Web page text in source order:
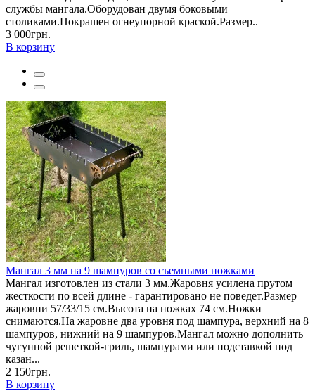
службы мангала.Оборудован двумя боковыми
столиками.Покрашен огнеупорной краской.Размер..
3 000грн.
В корзину
Мангал 3 мм на 9 шампуров со съемными ножками
Мангал изготовлен из стали 3 мм.Жаровня усилена прутом
жесткости по всей длине - гарантировано не поведет.Размер
жаровни 57/33/15 см.Высота на ножках 74 см.Ножки
снимаются.На жаровне два уровня под шампура, верхний на 8
шампуров, нижний на 9 шампуров.Мангал можно дополнить
чугунной решеткой-гриль, шампурами или подставкой под
казан...
2 150грн.
В корзину